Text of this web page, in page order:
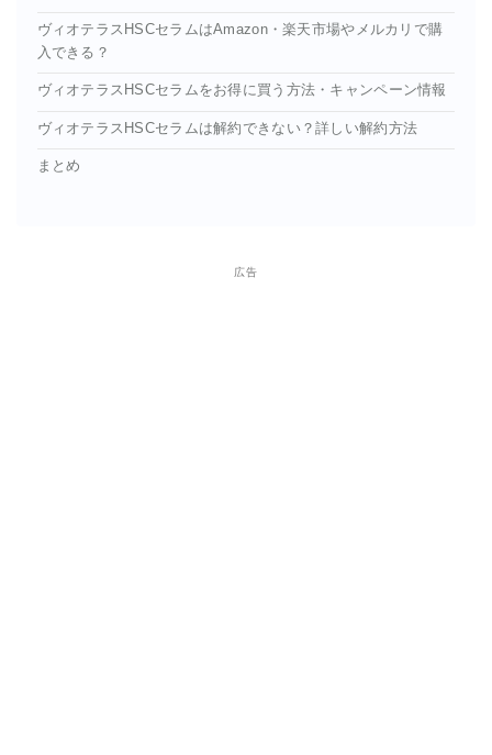
ヴィオテラスHSCセラムはAmazon・楽天市場やメルカリで購
入できる？
ヴィオテラスHSCセラムをお得に買う方法・キャンペーン情報
ヴィオテラスHSCセラムは解約できない？詳しい解約方法
まとめ
広告